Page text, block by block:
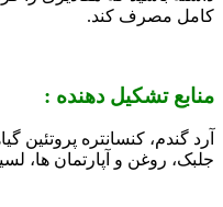
کامل مصرف کند.
منابع تشکیل دهنده :
آرد گندم، کنسانتره
جلبک، روغن و آپارتمان ها،